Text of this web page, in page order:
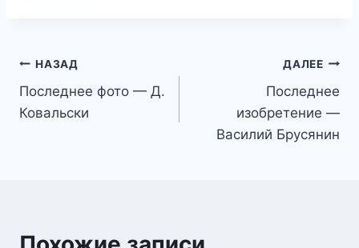
Навигация
по
НАЗАД
Последнее фото — Д.
Ковальски
ДАЛЕЕ
Последнее
изобретение —
Василий Брусянин